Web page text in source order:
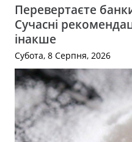
Перевертаєте
Сучасні
інакше
Субота, 8 Серпня, 2026